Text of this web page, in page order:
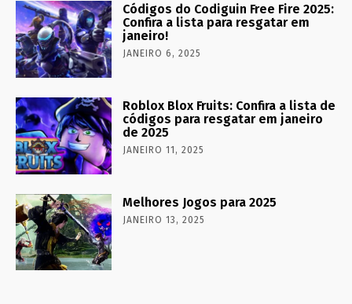
Códigos do Codiguin Free Fire 2025:
Confira a lista para resgatar em
janeiro!
JANEIRO 6, 2025
Roblox Blox Fruits: Confira a lista de
códigos para resgatar em janeiro
de 2025
JANEIRO 11, 2025
Melhores Jogos para 2025
JANEIRO 13, 2025